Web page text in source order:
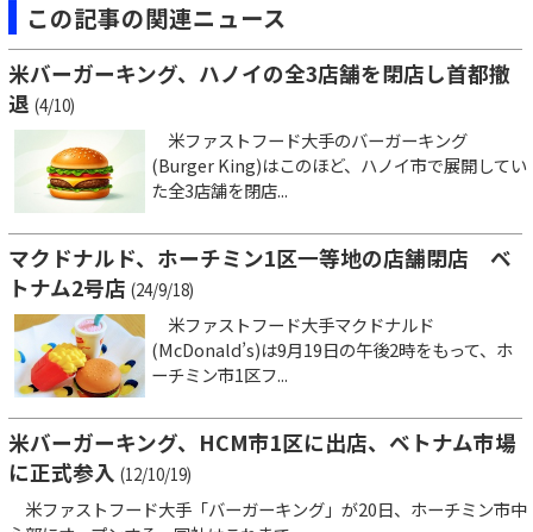
この記事の関連ニュース
米バーガーキング、ハノイの全3店舗を閉店し首都撤
退 (4/10)
米ファストフード大手のバーガーキング
(Burger King)はこのほど、ハノイ市で展開してい
た全3店舗を閉店...
マクドナルド、ホーチミン1区一等地の店舗閉店 ベ
トナム2号店 (24/9/18)
米ファストフード大手マクドナルド
(McDonald’s)は9月19日の午後2時をもって、ホ
ーチミン市1区フ...
米バーガーキング、HCM市1区に出店、ベトナム市場
に正式参入 (12/10/19)
米ファストフード大手「バーガーキング」が20日、ホーチミン市中